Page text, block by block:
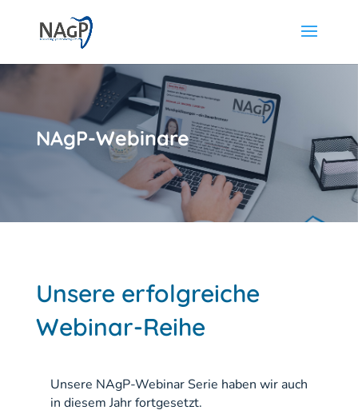
NAgP-Webinare
Unsere erfolgreiche
Webinar-Reihe
Unsere NAgP-Webinar Serie haben wir auch
in diesem Jahr fortgesetzt.